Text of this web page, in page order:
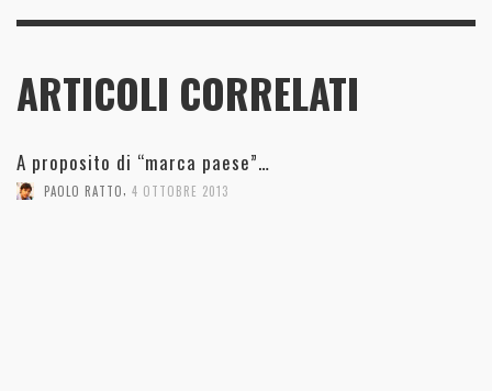
ARTICOLI CORRELATI
A proposito di “marca paese”…
PAOLO RATTO 4 OTTOBRE 2013